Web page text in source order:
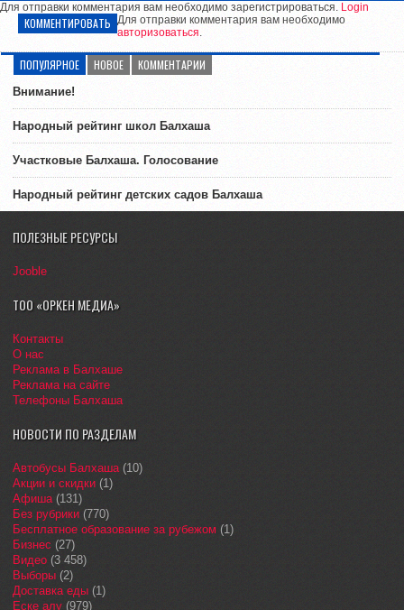
Для отправки комментария вам необходимо зарегистрироваться. Login
КОММЕНТИРОВАТЬ Для отправки комментария вам необходимо
авторизоваться.
ПОПУЛЯРНОЕ НОВОЕ КОММЕНТАРИИ
Внимание!
Народный рейтинг школ Балхаша
Участковые Балхаша. Голосование
Народный рейтинг детских садов Балхаша
ПОЛЕЗНЫЕ РЕСУРСЫ
Jooble
ТОО «ОРКЕН МЕДИА»
Контакты
О нас
Реклама в Балхаше
Реклама на сайте
Телефоны Балхаша
НОВОСТИ ПО РАЗДЕЛАМ
Автобусы Балхаша(10)
Акции и скидки (1)
Афиша(131)
Без рубрики (770)
Бесплатное образование за рубежом (1)
Бизнес (27)
Видео (3 458)
Выборы (2)
Доставка еды (1)
Еске алу (979)